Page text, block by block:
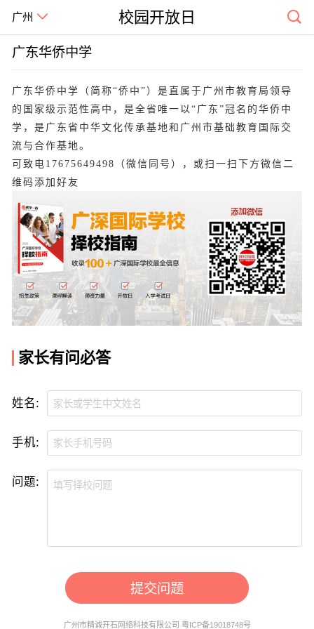
广州 校园开放日
广东华侨中学
广东华侨中学（简称“侨中”）是直属于广州市教育局领导
的国家级示范性高中，是全省唯一以“广东”冠名的华侨中
学，是广东省中华文化传承基地和广州市基础教育国际交
流与合作基地。
可致电17675649498（微信同号），或扫一扫下方微信二
维码添加好友
家长有问必答
姓名:
手机:
问题:
提交问题
广州市精诚开石网络科技有限公司 粤ICP备19018748号